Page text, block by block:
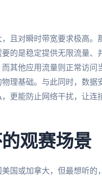
且对瞬时带宽要求极高。
的是稳定提供无限流量、
其他应用流量则正常访问
理基础。与此同时，数据
更能防止网络干扰，让连
观赛场景
国或加拿大，但最想听的